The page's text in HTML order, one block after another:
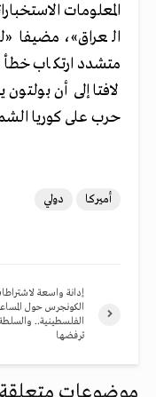
المعلومات
العراق»، مضيفا
متشدد ارتكاب خطأ
لافتا إلى أن
حرب على كوريا
أميركا دولي
إدانة واسعة
الكونجرس حول
الفلسطينية..
ترفضها